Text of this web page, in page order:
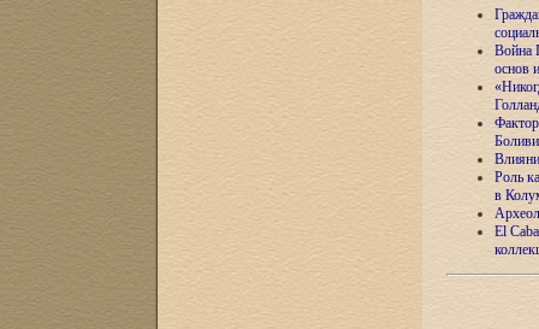
Война
основ
Роль
в
El